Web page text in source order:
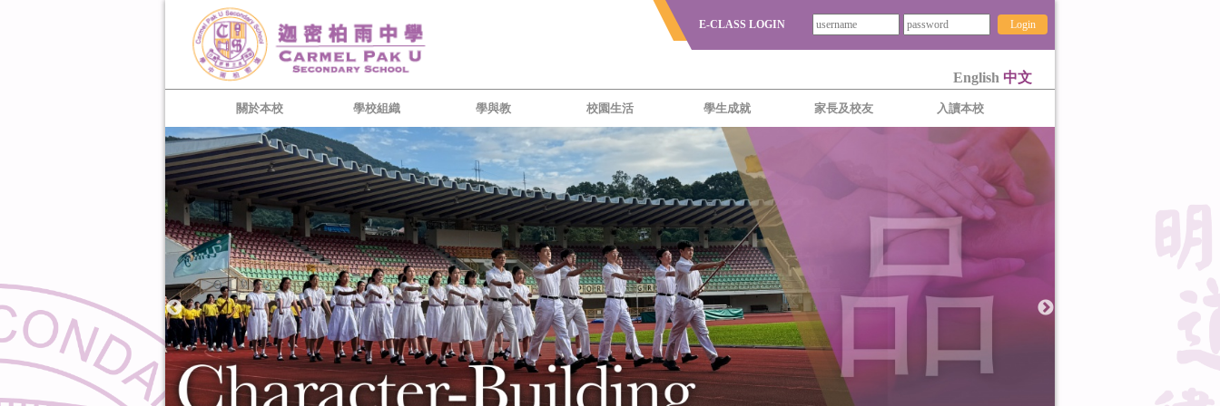
E-CLASS LOGIN Login
English 中文
關於本校 學校組織 學與教 校園生活 學生成就 家長及校友 入讀本校